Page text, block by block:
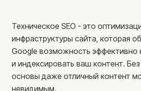
Привлечение B2B-клиентов
О нас
Наша команда
Почему мы
Техническое SEO - это
инфраструктуры сайта, которая
Google возможность эффективно
и индексировать ваш контент.
основы даже отличный контент
невидимым.